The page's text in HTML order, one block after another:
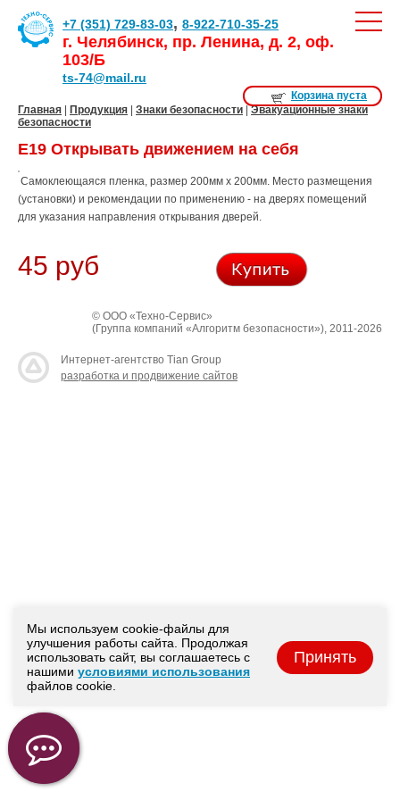
Корзина пуста
+7 (351) 729-83-03, 8-922-710-35-25
г. Челябинск, пр. Ленина, д. 2, оф.
103/Б
ts-74@mail.ru
Главная Продукция Знаки безопасности |Эвакуационные знаки
безопасности
Е19 Открывать движением на себя
Самоклеющаяся пленка, размер 200мм х 200мм. Место размещения
(установки) и рекомендации по применению - на дверях помещений
для указания направления открывания дверей.
45 руб
© ООО «Техно-Сервис»
(Группа компаний «Алгоритм безопасности»), 2011-2026
Интернет-агентство Tian Group
разработка и продвижение сайтов
Мы используем cookie-файлы для
улучшения работы сайта. Продолжая
использовать сайт, вы соглашаетесь с
нашими условиями использования
файлов cookie.
Принять